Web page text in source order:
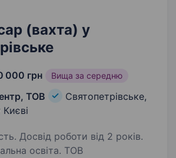
(вахта) у
000 грн Вища за середню
ТОВ
Святопетрівське,
Досвід роботи від 2 років.
освіта. ТОВ